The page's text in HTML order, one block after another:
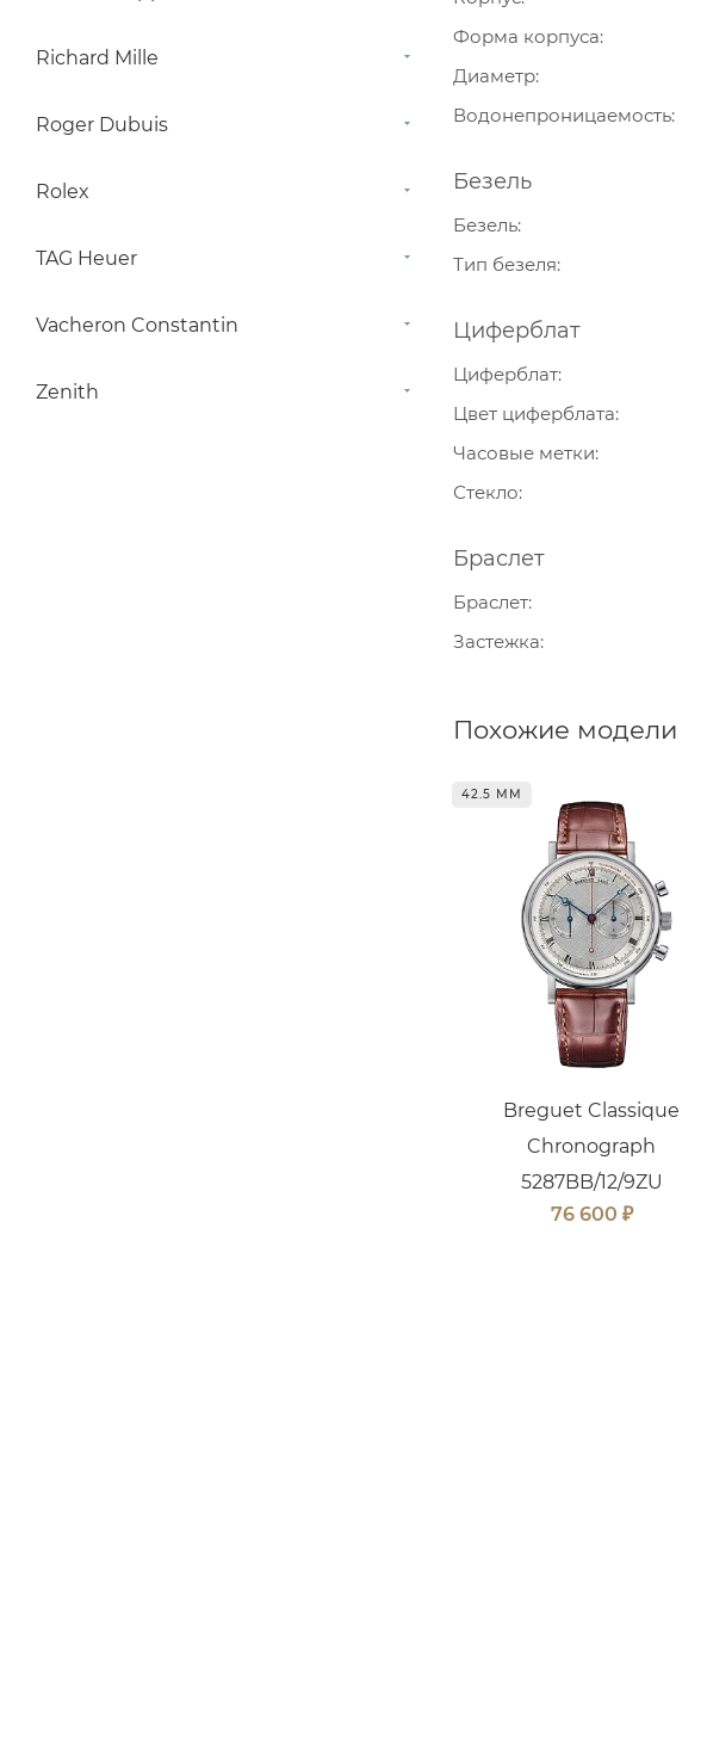
Форма корпуса
Диаметр
Водонепроницаемость
Безель
Безель
Тип безеля
Циферблат
Циферблат
Цвет циферблата
Часовые метки
Стекло
Браслет
Браслет
Застежка
Похожие модели
42.5 ММ
Breguet Classique
Chronograph
5287BB/12/9ZU
76 600 ₽
Richard Mille
Roger Dubuis
Rolex
TAG Heuer
Vacheron Constantin
Zenith